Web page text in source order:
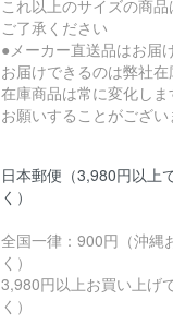
これ以上のサイズの商
ご了承ください
●メーカー直送品はお届
お届けできるのは弊社
在庫商品は常に変化し
お願いすることがござい
日本郵便（3,980円以上
く）
全国一律：900円（沖縄
く）
3,980円以上お買い上げ
く）